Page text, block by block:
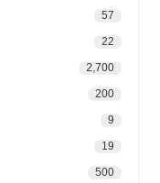
57
22
2,700
200
9
19
500